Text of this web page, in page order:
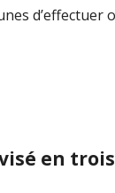
d’effectuer
en